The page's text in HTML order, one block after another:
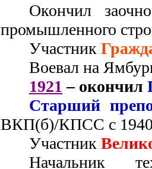
Окончил
промышленного
Участник
Воевал на
1921 – окончил
Старший
ВКП(б)/КПСС с 1940
Участник
Начальник